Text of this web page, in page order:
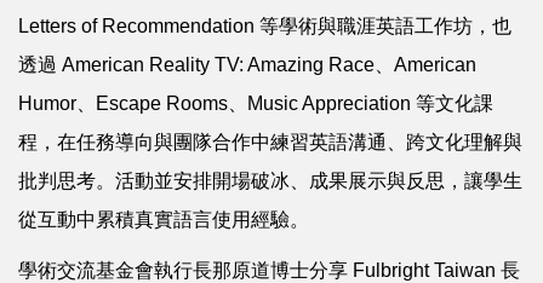
Letters of Recommendation 等學術與職涯英語工作坊，也
透過 American Reality TV: Amazing Race、American
Humor、Escape Rooms、Music Appreciation 等文化課
程，在任務導向與團隊合作中練習英語溝通、跨文化理解與
批判思考。活動並安排開場破冰、成果展示與反思，讓學生
從互動中累積真實語言使用經驗。
學術交流基金會執行長那原道博士分享 Fulbright Taiwan 長